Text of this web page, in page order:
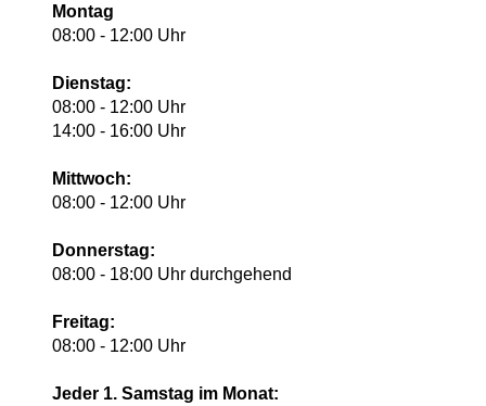
Montag
08:00 - 12:00 Uhr
Dienstag:
08:00 - 12:00 Uhr
14:00 - 16:00 Uhr
Mittwoch:
08:00 - 12:00 Uhr
Donnerstag:
08:00 - 18:00 Uhr durchgehend
Freitag:
08:00 - 12:00 Uhr
Jeder 1. Samstag im Monat: